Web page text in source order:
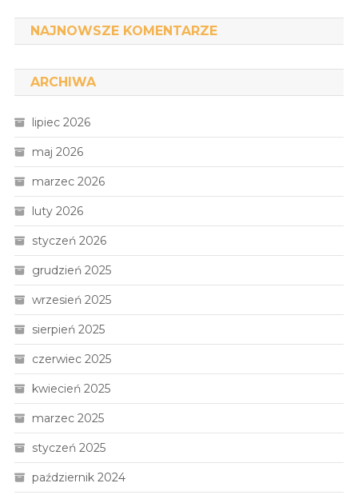
NAJNOWSZE KOMENTARZE
ARCHIWA
lipiec 2026
maj 2026
marzec 2026
luty 2026
styczeń 2026
grudzień 2025
wrzesień 2025
sierpień 2025
czerwiec 2025
kwiecień 2025
marzec 2025
styczeń 2025
październik 2024